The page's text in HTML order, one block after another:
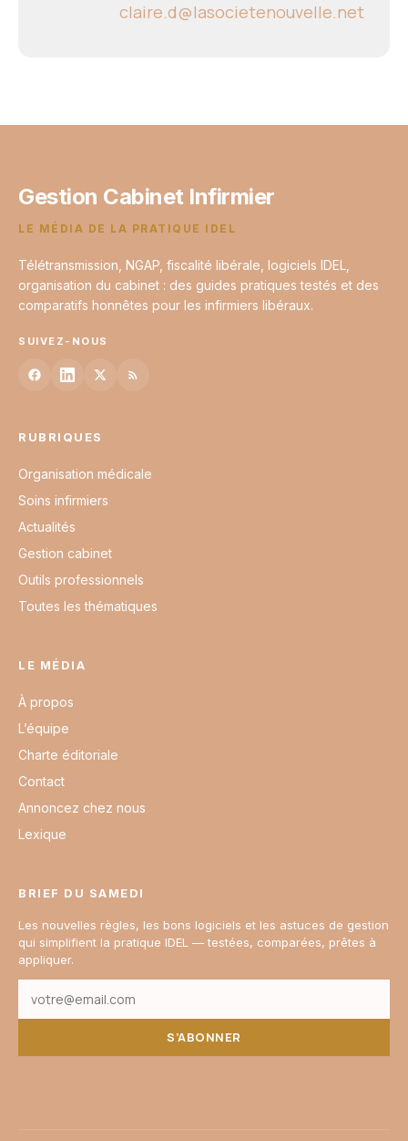
claire.d@lasocietenouvelle.net
Gestion Cabinet Infirmier
LE MÉDIA DE LA PRATIQUE IDEL
Télétransmission, NGAP, fiscalité libérale, logiciels IDEL,
organisation du cabinet : des guides pratiques testés et des
comparatifs honnêtes pour les infirmiers libéraux.
SUIVEZ-NOUS
RUBRIQUES
Organisation médicale
Soins infirmiers
Actualités
Gestion cabinet
Outils professionnels
Toutes les thématiques
LE MÉDIA
À propos
L’équipe
Charte éditoriale
Contact
Annoncez chez nous
Lexique
BRIEF DU SAMEDI
Les nouvelles règles, les bons logiciels et les astuces de gestion
qui simplifient la pratique IDEL — testées, comparées, prêtes à
appliquer.
S’ABONNER